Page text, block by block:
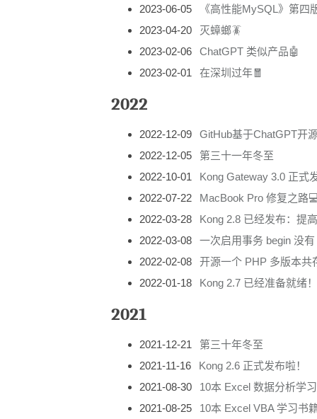
2023-06-05
《高性能MySQL》第四
2023-04-20
灭蟑螂🪳
2023-02-06
ChatGPT 类似产品🤖
2023-02-01
在深圳过年🧧
2022
2022-12-09
GitHub基于ChatGPT开
2022-12-05
第三十一年冬至
2022-10-01
Kong Gateway 3.0 正式
2022-07-22
MacBook Pro 修复之路
2022-03-28
Kong 2.8 已经发布：提
2022-03-08
一次启用事务 begin 没
2022-02-08
开源一个 PHP 多版本共
2022-01-18
Kong 2.7 已经准备就绪！
2021
2021-12-21
第三十年冬至
2021-11-16
Kong 2.6 正式发布啦！
2021-08-30
10本 Excel 数据分析学
2021-08-25
10本 Excel VBA 学习书